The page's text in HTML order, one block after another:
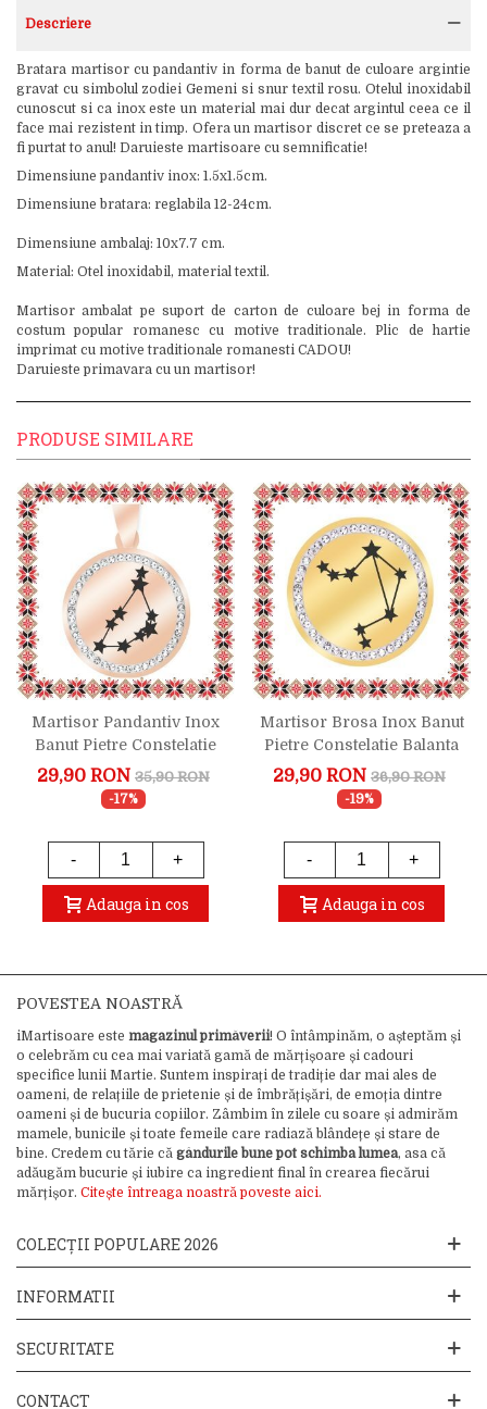
Descriere
Bratara martisor cu pandantiv in forma de banut de culoare argintie
gravat cu simbolul zodiei Gemeni si snur textil rosu. Otelul inoxidabil
cunoscut si ca inox este un material mai dur decat argintul ceea ce il
face mai rezistent in timp. Ofera un martisor discret ce se preteaza a
fi purtat to anul! Daruieste martisoare cu semnificatie!
Dimensiune pandantiv inox: 1.5x1.5cm.
Dimensiune bratara: reglabila 12-24cm.
Dimensiune ambalaj: 10x7.7 cm.
Material: Otel inoxidabil, material textil.
Martisor ambalat pe suport de carton de culoare bej in forma de
costum popular romanesc cu motive traditionale. Plic de hartie
imprimat cu motive traditionale romanesti CADOU!
Daruieste primavara cu un martisor!
PRODUSE SIMILARE
Martisor Pandantiv Inox
Banut Pietre Constelatie
Capricorn Rose Gold
29,90 RON 35,90 RON
-17%
- +
Adauga in cos
Martisor Brosa Inox Banut
Pietre Constelatie Balanta
Auriu
29,90 RON 36,90 RON
-19%
- +
Adauga in cos
POVESTEA NOASTRĂ
iMartisoare este magazinul primăverii! O întâmpinăm, o așteptăm și
o celebrăm cu cea mai variată gamă de mărțișoare și cadouri
specifice lunii Martie. Suntem inspirați de tradiție dar mai ales de
oameni, de relațiile de prietenie și de îmbrățișări, de emoția dintre
oameni și de bucuria copiilor. Zâmbim în zilele cu soare și admirăm
mamele, bunicile și toate femeile care radiază blândețe și stare de
bine. Credem cu tărie că gândurile bune pot schimba lumea, asa că
adăugăm bucurie și iubire ca ingredient final în crearea fiecărui
mărțișor. Citește întreaga noastră poveste aici.
COLECȚII POPULARE 2026
INFORMATII
SECURITATE
CONTACT